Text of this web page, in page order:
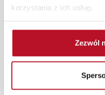
korzystania z ich usług.
Zezwól
W każdym z salonów
programu Planer 3D
przygotują kompleksową
złożone w sklepie
roboczych na terenie
zamówień internetowych